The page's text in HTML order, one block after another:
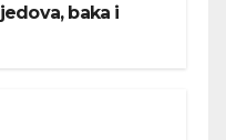
baka i